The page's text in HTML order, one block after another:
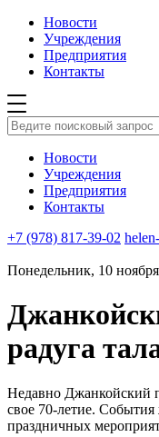
Новости
Учреждения
Предприятия
Контакты
Новости
Учреждения
Предприятия
Контакты
+7 (978) 817-39-02
Понедельник, 10
радуга
Недавно Джанкойский
свое 70-летие.
праздничных